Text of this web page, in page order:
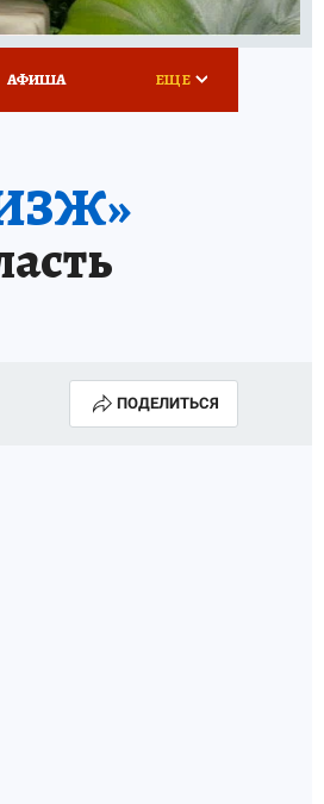
АФИША ЕЩЕ
ПОДЕЛИТЬСЯ